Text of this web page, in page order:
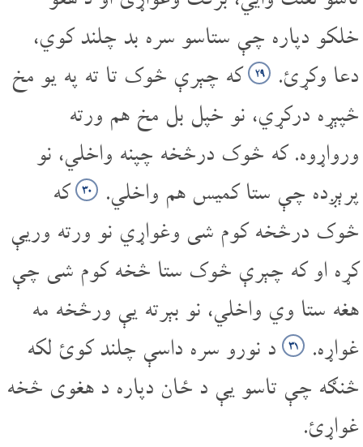
خلکو دپاره چې ستاسو سره بد چلند کوي،
دعا وکړئ.
۲۹ که چېرې څوک تا ته په یو مخ
څپېړه درکړي، نو خپل بل مخ هم ورته
ورواړوه. که څوک درڅخه چپنه واخلي، نو
پرېږده چې ستا کمیس هم واخلي.
۳۰ که
څوک درڅخه کوم شی وغواړي نو ورته وریې
کړه او که چېرې څوک ستا څخه کوم شی چې
هغه ستا وي واخلي، نو بېرته یې ورڅخه مه
غواړه.
۳۱ د نورو سره داسې چلند کوئ لکه
څنګه چې تاسو یې د ځان دپاره د هغوی څخه
غواړئ.